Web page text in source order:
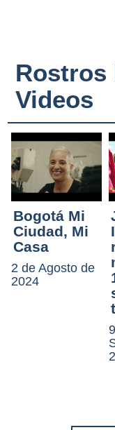
Rostros
Videos
Bogotá Mi
Ciudad, Mi
Casa
2 de Agosto de
2024